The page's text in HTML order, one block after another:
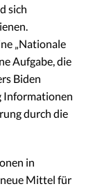
sich
„Nationale
Aufgabe, die
Biden
Informationen
durch die
in
neue Mittel für